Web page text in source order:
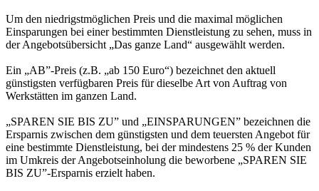
Um den niedrigstmöglichen Preis und die maximal möglichen
Einsparungen bei einer bestimmten Dienstleistung zu sehen, muss in
der Angebotsübersicht „Das ganze Land“ ausgewählt werden.
Ein „AB”-Preis (z.B. „ab 150 Euro“) bezeichnet den aktuell
günstigsten verfügbaren Preis für dieselbe Art von Auftrag von
Werkstätten im ganzen Land.
„SPAREN SIE BIS ZU” und „EINSPARUNGEN” bezeichnen die
Ersparnis zwischen dem günstigsten und dem teuersten Angebot für
eine bestimmte Dienstleistung, bei der mindestens 25 % der Kunden
im Umkreis der Angebotseinholung die beworbene „SPAREN SIE
BIS ZU”-Ersparnis erzielt haben.